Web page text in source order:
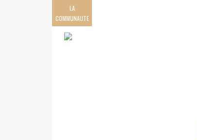
LA
COMMUNAUTE